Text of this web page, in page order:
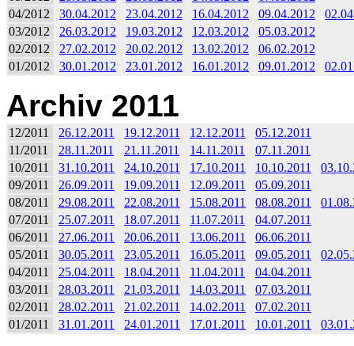
04/2012
30.04.2012 23.04.2012 16.04.2012 09.04.2012
03/2012
26.03.2012 19.03.2012 12.03.2012
05.03.2012
02/2012
27.02.2012 20.02.2012 13.02.2012
06.02.2012
01/2012
30.01.2012 23.01.2012 16.01.2012 09.01.2012
Archiv 2011
12/2011 26.12.2011 19.12.2011 12.12.2011
05.12.2011
11/2011
28.11.2011 21.11.2011 14.11.2011
07.11.2011
10/2011
31.10.2011 24.10.2011 17.10.2011 10.10.2011
09/2011
26.09.2011 19.09.2011 12.09.2011
05.09.2011
08/2011
29.08.2011 22.08.2011 15.08.2011 08.08.2011
07/2011
25.07.2011 18.07.2011 11.07.2011
04.07.2011
06/2011
27.06.2011 20.06.2011 13.06.2011
06.06.2011
05/2011
30.05.2011 23.05.2011 16.05.2011 09.05.2011
04/2011
25.04.2011 18.04.2011 11.04.2011
04.04.2011
03/2011
28.03.2011 21.03.2011 14.03.2011
07.03.2011
02/2011
28.02.2011 21.02.2011 14.02.2011
07.02.2011
01/2011
31.01.2011 24.01.2011 17.01.2011 10.01.2011